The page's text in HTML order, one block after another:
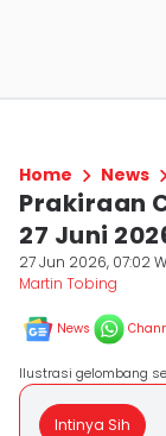
Home News
Prakiraan
27 Juni
27 Jun 2026, 07:02
Martin Tobing
News
Ilustrasi gelombang
Intinya Sih